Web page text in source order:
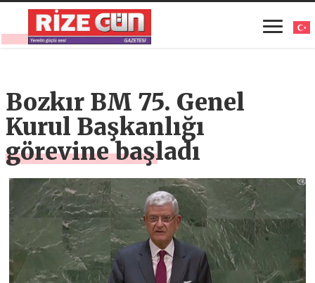
Bozkır BM 75. Genel
Kurul Başkanlığı
görevine başladı